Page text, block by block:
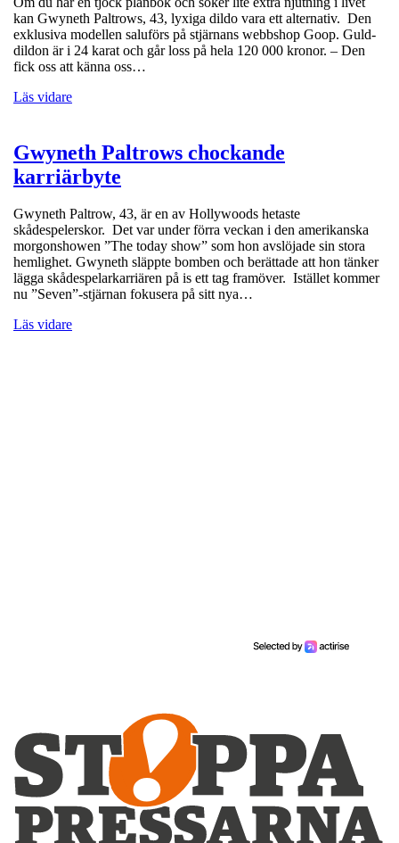
kan Gwyneth Paltrows, 43, lyxiga dildo vara ett alternativ. Den
exklusiva modellen saluförs på stjärnans webbshop Goop. Guld-
dildon är i 24 karat och går loss på hela 120 000 kronor. – Den
fick oss att känna oss…
Läs vidare
Gwyneth Paltrows chockande
karriärbyte
Gwyneth Paltrow, 43, är en av Hollywoods hetaste
skådespelerskor. Det var under förra veckan i den amerikanska
morgonshowen ”The today show” som hon avslöjade sin stora
hemlighet. Gwyneth släppte bomben och berättade att hon tänker
lägga skådespelarkarriären på is ett tag framöver. Istället kommer
nu ”Seven”-stjärnan fokusera på sitt nya…
Läs vidare